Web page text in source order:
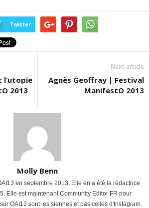
Twitter
l’utopie
2013
Next article
Agnès Geoffray | Festival
ManifestO 2013
Molly Benn
en septembre 2013. Elle en a été la rédactrice
Elle est maintenant Community Editor FR pour
OAI13 sont les siennes et pas celles d'Instagram.